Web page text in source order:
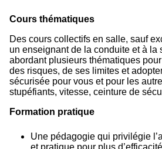
Cours thématiques
Des cours collectifs en salle, sauf
un enseignant de la conduite et à la
abordant plusieurs thématiques
des risques, de ses limites et
sécurisée pour vous et pour les
stupéfiants, vitesse, ceinture de
Formation pratique
Une pédagogie qui privilégie
et pratique pour plus